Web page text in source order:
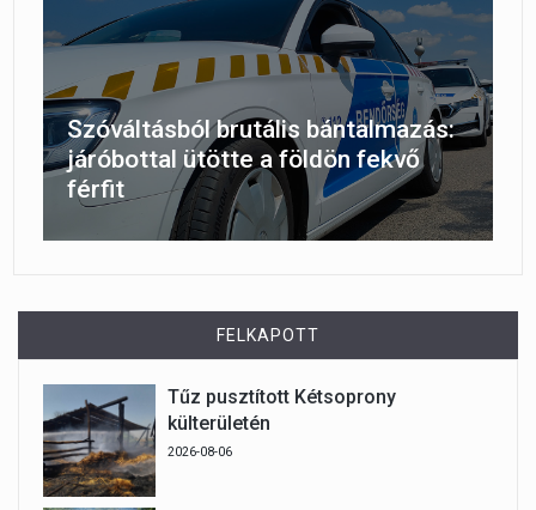
Szóváltásból brutális bántalmazás:
járóbottal ütötte a földön fekvő
férfit
FELKAPOTT
Tűz pusztított Kétsoprony
külterületén
2026-08-06